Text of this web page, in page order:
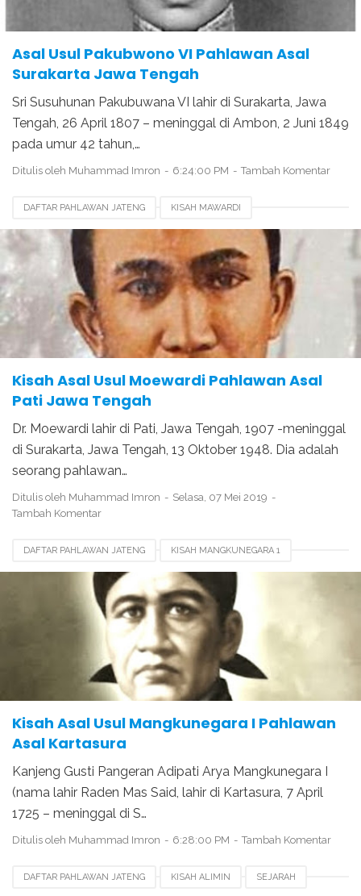
Asal Usul Pakubwono VI Pahlawan Asal
Surakarta Jawa Tengah
Sri Susuhunan Pakubuwana VI lahir di Surakarta, Jawa
Tengah, 26 April 1807 – meninggal di Ambon, 2 Juni 1849
pada umur 42 tahun,…
Ditulis oleh Muhammad Imron 6:24:00 PM Tambah Komentar
DAFTAR PAHLAWAN JATENG KISAH MAWARDI
PAHLAWAN NASIONAL
Kisah Asal Usul Moewardi Pahlawan Asal
Pati Jawa Tengah
Dr. Moewardi lahir di Pati, Jawa Tengah, 1907 -meninggal
di Surakarta, Jawa Tengah, 13 Oktober 1948. Dia adalah
seorang pahlawan…
Ditulis oleh Muhammad Imron
Selasa, 07 Mei 2019
Tambah Komentar
DAFTAR PAHLAWAN JATENG KISAH MANGKUNEGARA 1
PAHLAWAN NASIONAL
Kisah Asal Usul Mangkunegara I Pahlawan
Asal Kartasura
Kanjeng Gusti Pangeran Adipati Arya Mangkunegara I
(nama lahir Raden Mas Said, lahir di Kartasura, 7 April
1725 – meninggal di S…
Ditulis oleh Muhammad Imron 6:28:00 PM Tambah Komentar
DAFTAR PAHLAWAN JATENG KISAH ALIMIN SEJARAH